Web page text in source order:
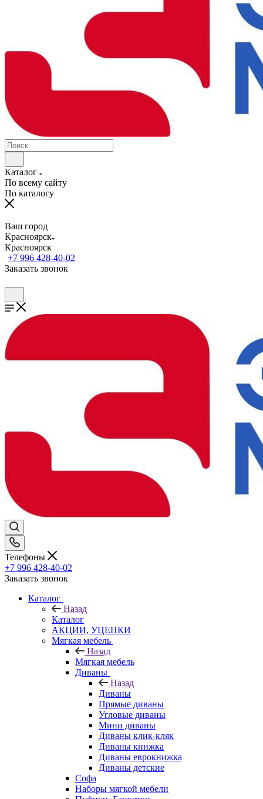
Каталог
По всему сайту
По каталогу
Ваш город
Красноярск
Красноярск
+7 996 428-40-02
Заказать звонок
Телефоны
+7 996 428-40-02
Заказать звонок
Каталог
Назад
Каталог
АКЦИИ, УЦЕНКИ
Мягкая мебель
Назад
Мягкая мебель
Диваны
Назад
Диваны
Прямые диваны
Угловые диваны
Мини диваны
Диваны клик-кляк
Диваны книжка
Диваны еврокнижка
Диваны детские
Софа
Наборы мягкой мебели